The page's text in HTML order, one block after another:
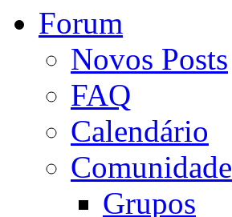
Forum
Novos Posts
FAQ
Calendário
Comunidade
Grupos